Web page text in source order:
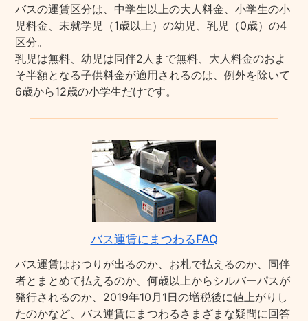
バスの運賃区分は、中学生以上の大人料金、小学生の小
児料金、未就学児（1歳以上）の幼児、乳児（0歳）の4
区分。
乳児は無料、幼児は同伴2人まで無料、大人料金のおよ
そ半額となる子供料金が適用されるのは、例外を除いて
6歳から12歳の小学生だけです。
バス運賃にまつわるFAQ
バス運賃はおつりが出るのか、お札で払えるのか、同伴
者とまとめて払えるのか、何歳以上からシルバーパスが
発行されるのか、2019年10月1日の増税後に値上がりし
たのかなど、バス運賃にまつわるさまざまな疑問に回答